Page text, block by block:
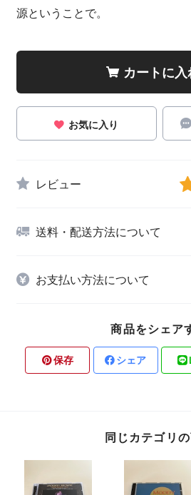
源ということで。
カートに入
お気に入り
レビュー
送料・配送方法について
お支払い方法について
商品をシェア
保存 シェア
同じカテゴリ